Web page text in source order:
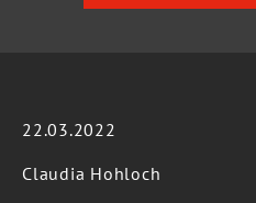
22.03.2022
Claudia Hohloch